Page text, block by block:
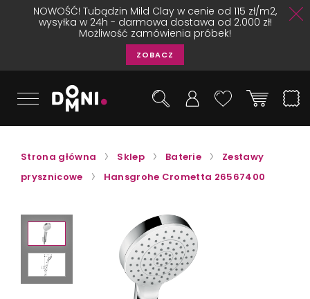
NOWOŚĆ! Tubądzin Mild Clay w cenie od 115 zł/m2,
wysyłka w 24h - darmowa dostawa od 2.000 zł!
Możliwość zamówienia próbek!
ZOBACZ
Strona główna Sklep Baterie
Zestawy
prysznicowe
Hansgrohe Crometta 26567400